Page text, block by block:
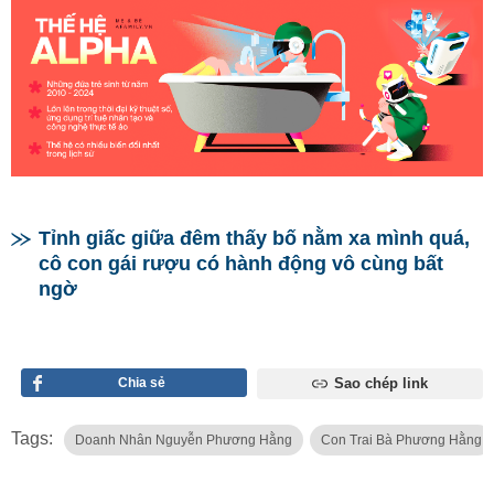
Tỉnh giấc giữa đêm thấy bố nằm xa mình quá,
cô con gái rượu có hành động vô cùng bất
ngờ
Chia sẻ Sao chép link
Tags: Doanh Nhân Nguyễn Phương Hằng Con Trai Bà Phương Hằng